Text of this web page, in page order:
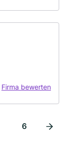
Firma bewerten
6